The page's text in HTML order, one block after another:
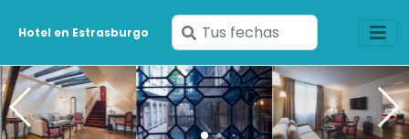
Hotel en Estrasburgo
Ingresa
tus
fechas